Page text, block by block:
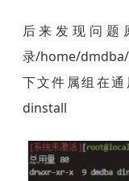
后来发现问题
录/home/
下文件属组在
dinstall